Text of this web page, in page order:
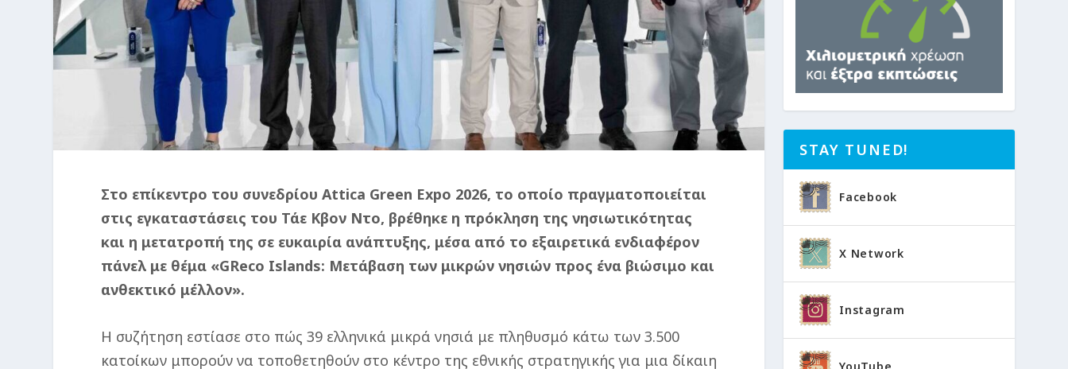
Στο επίκεντρο του συνεδρίου Attica Green Expo 2026, το οποίο πραγματοποιείται
στις εγκαταστάσεις του Τάε Κβον Ντο, βρέθηκε η πρόκληση της νησιωτικότητας
και η μετατροπή της σε ευκαιρία ανάπτυξης, μέσα από το εξαιρετικά ενδιαφέρον
πάνελ με θέμα «GReco Islands: Μετάβαση των μικρών νησιών προς ένα βιώσιμο και
ανθεκτικό μέλλον».
Η συζήτηση εστίασε στο πώς 39 ελληνικά μικρά νησιά με πληθυσμό κάτω των 3.500
κατοίκων μπορούν να τοποθετηθούν στο κέντρο της εθνικής στρατηγικής για μια δίκαιη
STAY TUNED!
Facebook
X Network
Instagram